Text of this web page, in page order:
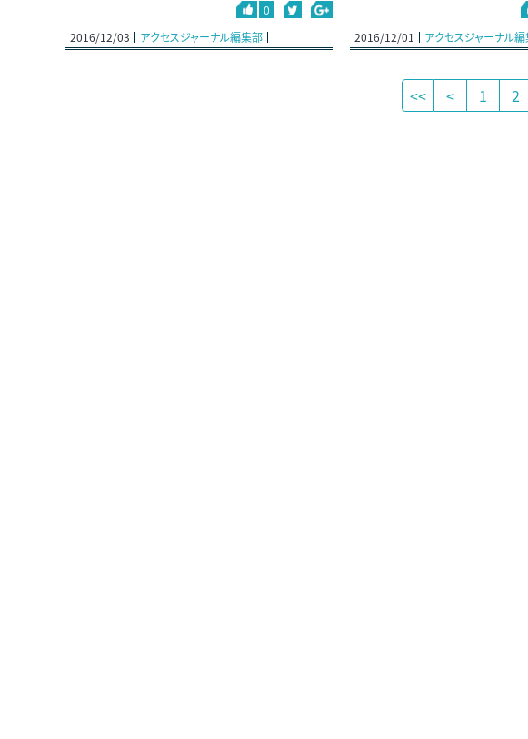
0
2016/12/03
アクセスジャーナル編集部
2016/12/01
アクセスジャーナル
<< < 1 2